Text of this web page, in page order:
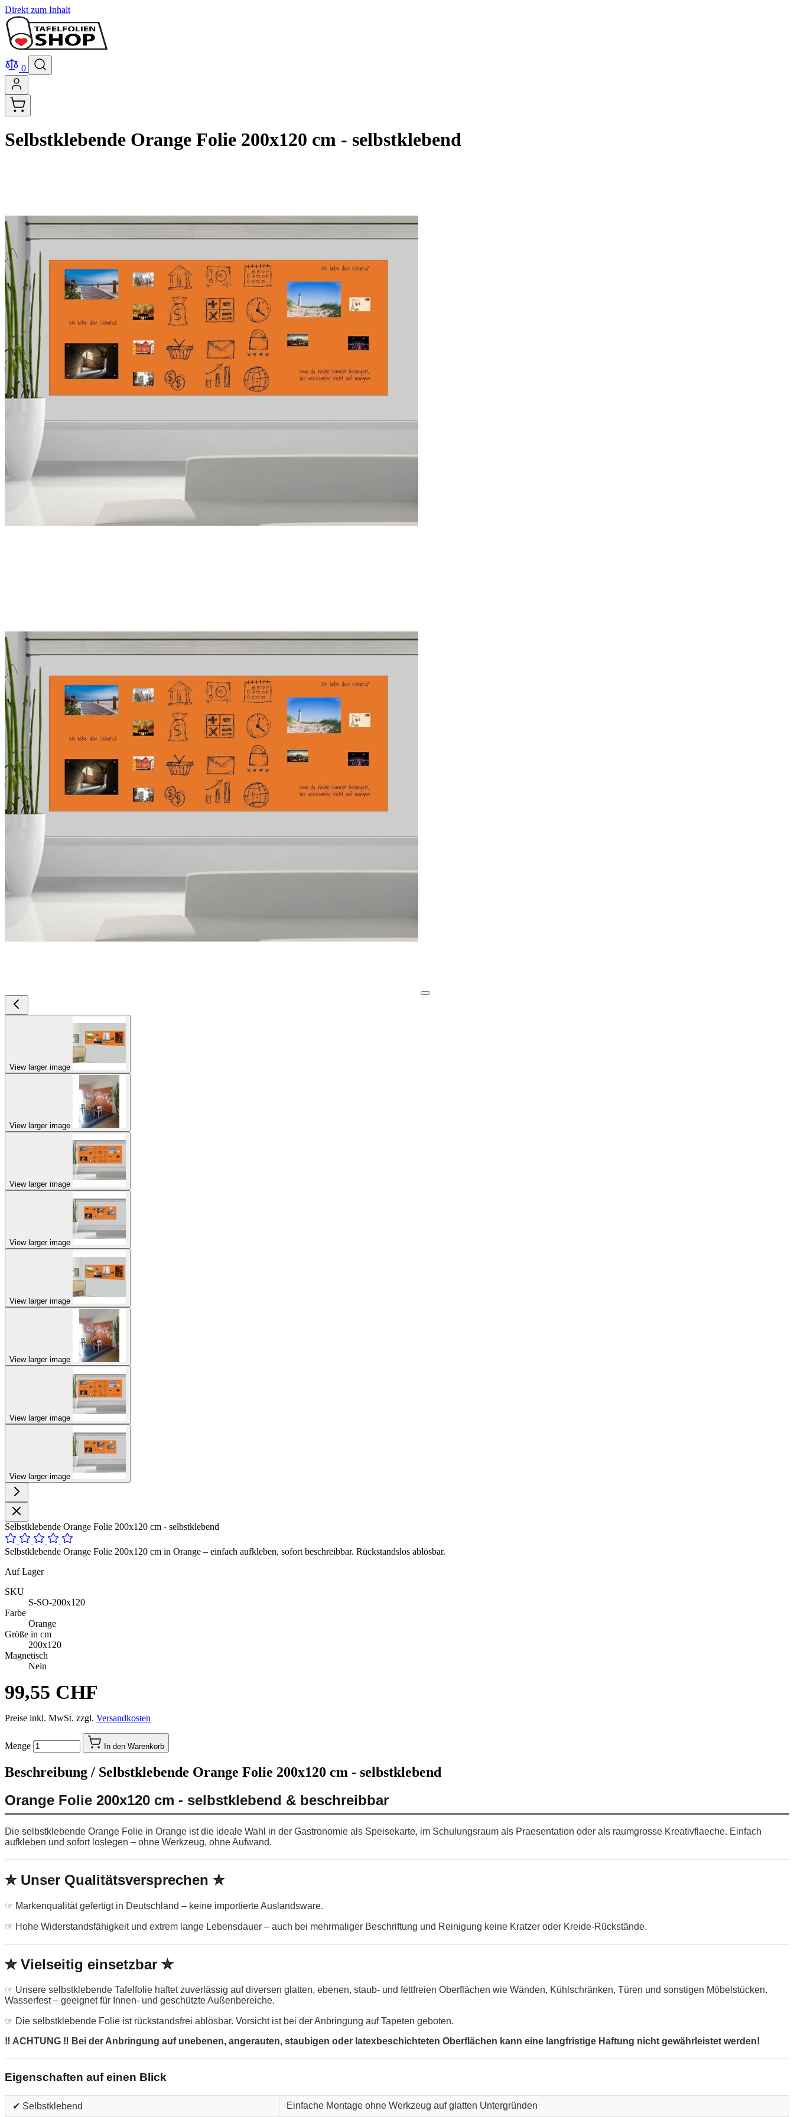
Direkt zum Inhalt
0
Selbstklebende Orange Folie 200x120 cm - selbstklebend
View larger image
View larger image
View larger image
View larger image
View larger image
View larger image
View larger image
View larger image
Selbstklebende Orange Folie 200x120 cm - selbstklebend
Selbstklebende Orange Folie 200x120 cm in Orange – einfach aufkleben, sofort beschreibbar. Rückstandslos ablösbar.
Auf Lager
SKU
S-SO-200x120
Farbe
Orange
Größe in cm
200x120
Magnetisch
Nein
99,55 CHF
Preise inkl. MwSt. zzgl. Versandkosten
Menge In den Warenkorb
Beschreibung / Selbstklebende Orange Folie 200x120 cm - selbstklebend
Orange Folie 200x120 cm - selbstklebend & beschreibbar
Die selbstklebende Orange Folie in Orange ist die ideale Wahl in der Gastronomie als Speisekarte, im Schulungsraum als Praesentation oder als raumgrosse Kreativflaeche. Einfach
aufkleben und sofort loslegen – ohne Werkzeug, ohne Aufwand.
✮ Unser Qualitätsversprechen ✮
☞ Markenqualität gefertigt in Deutschland – keine importierte Auslandsware.
☞ Hohe Widerstandsfähigkeit und extrem lange Lebensdauer – auch bei mehrmaliger Beschriftung und Reinigung keine Kratzer oder Kreide-Rückstände.
✮ Vielseitig einsetzbar ✮
☞ Unsere selbstklebende Tafelfolie haftet zuverlässig auf diversen glatten, ebenen, staub- und fettfreien Oberflächen wie Wänden, Kühlschränken, Türen und sonstigen Möbelstücken.
Wasserfest – geeignet für Innen- und geschützte Außenbereiche.
☞ Die selbstklebende Folie ist rückstandsfrei ablösbar. Vorsicht ist bei der Anbringung auf Tapeten geboten.
‼ ACHTUNG ‼ Bei der Anbringung auf unebenen, angerauten, staubigen oder latexbeschichteten Oberflächen kann eine langfristige Haftung nicht gewährleistet werden!
Eigenschaften auf einen Blick
✔ Selbstklebend Einfache Montage ohne Werkzeug auf glatten Untergründen